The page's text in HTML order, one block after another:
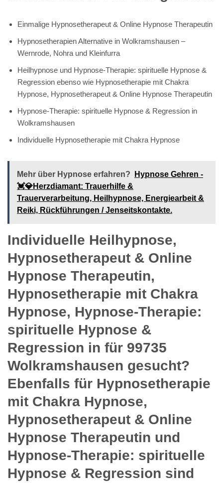
Einmalige Hypnosetherapeut & Online Hypnose Therapeutin
Hypnosetherapien Alternative in Wolkramshausen –
Wernrode, Nohra und Kleinfurra
Heilhypnose und Hypnose-Therapie: spirituelle Hypnose &
Regression ebenso wie Hypnosetherapie mit Chakra
Hypnose, Hypnosetherapeut & Online Hypnose Therapeutin
Hypnose-Therapie: spirituelle Hypnose & Regression in
Wolkramshausen
Individuelle Hypnosetherapie mit Chakra Hypnose
Mehr über Hypnose erfahren?
Hypnose Gehren -
💓️💎Herzdiamant: Trauerhilfe &
Trauerverarbeitung, Heilhypnose, Energiearbeit &
Reiki, Rückführungen / Jenseitskontakte.
Individuelle Heilhypnose,
Hypnosetherapeut & Online
Hypnose Therapeutin,
Hypnosetherapie mit Chakra
Hypnose, Hypnose-Therapie:
spirituelle Hypnose &
Regression in für 99735
Wolkramshausen gesucht?
Ebenfalls für Hypnosetherapie
mit Chakra Hypnose,
Hypnosetherapeut & Online
Hypnose Therapeutin und
Hypnose-Therapie: spirituelle
Hypnose & Regression sind